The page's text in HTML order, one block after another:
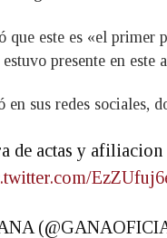
que este es «el
presente en
sus redes sociales,
de actas y